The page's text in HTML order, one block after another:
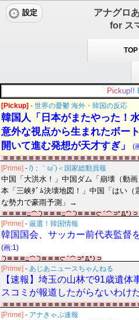
アナグロ
for ス
設定
TOP
Pic kup!!
[Pickup] - 世界の憂鬱 海外・韓国の反応
韓国人「日本がまたやった！
意外な視点から生まれたボ
開いて進む発想が天才すぎ」
(
[Prime] - /)；｀ω´)＜国家総動員報
中国「大洪水！」中国ダム「崩壊（動
本「三峡ﾀﾞﾑ決壊地図！」中国「はい（
な勢力で豪雨予測」→
[Prime] - 厳選！韓国情報
韓国国会、サッカー前代表監督
(画:1)
[Prime] - あじあニュースちゃんねる
【速報】埼玉の山林で91歳遺
スコミが報道したがらないわけ
[Prime] - アナきゃぷ速報